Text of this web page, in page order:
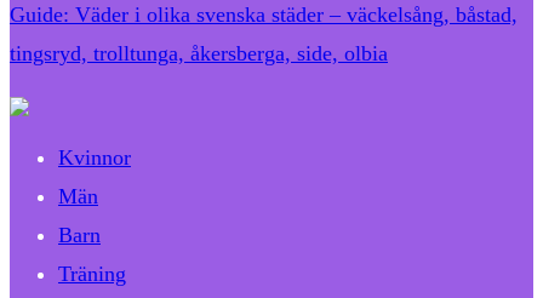
Guide: Väder i olika svenska städer – väckelsång, båstad,
tingsryd, trolltunga, åkersberga, side, olbia
Kvinnor
Män
Barn
Träning